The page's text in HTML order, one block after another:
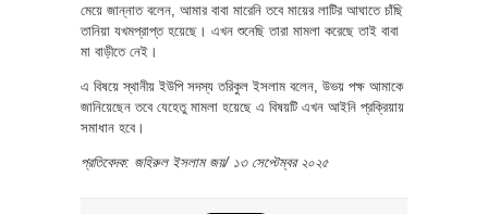
মেয়ে জান্নাত বলেন, আমার বাবা মারেনি তবে মায়ের লাটির আঘাতে চাঁছি
তানিয়া যখমপ্রাপ্ত হয়েছে। এখন শুনেছি তারা মামলা করেছে তাই বাবা
মা বাড়ীতে নেই।
এ বিষয়ে স্থানীয় ইউপি সদস্য তরিকুল ইসলাম বলেন, উভয় পক্ষ আমাকে
জানিয়েছেন তবে যেহেতু মামলা হয়েছে এ বিষয়টি এখন আইনি প্রক্রিয়ায়
সমাধান হবে।
প্রতিবেদক: জহিরুল ইসলাম জয়/ ১৩ সেপ্টেম্বর ২০২৫